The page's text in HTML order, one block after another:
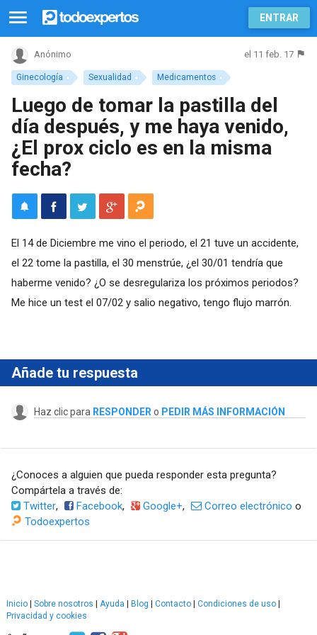
ENTRAR
Ginecología Sexualidad Medicamentos
Anónimo el 11 feb. 17
Luego de tomar la pastilla del
día después, y me haya venido,
¿El prox ciclo es en la misma
fecha?
El 14 de Diciembre me vino el periodo, el 21 tuve un accidente,
el 22 tome la pastilla, el 30 menstrúe, ¿el 30/01 tendría que
haberme venido? ¿O se desregulariza los próximos periodos?
Me hice un test el 07/02 y salio negativo, tengo flujo marrón.
Añade tu respuesta
Haz clic para RESPONDER o PEDIR MÁS INFORMACIÓN
¿Conoces a alguien que pueda responder esta pregunta?
Compártela a través de:
Twitter, Facebook, Google+, Correo electrónico o
Todoexpertos
Inicio Sobre nosotros Ayuda Blog Contacto Condiciones de uso
Privacidad y cookies